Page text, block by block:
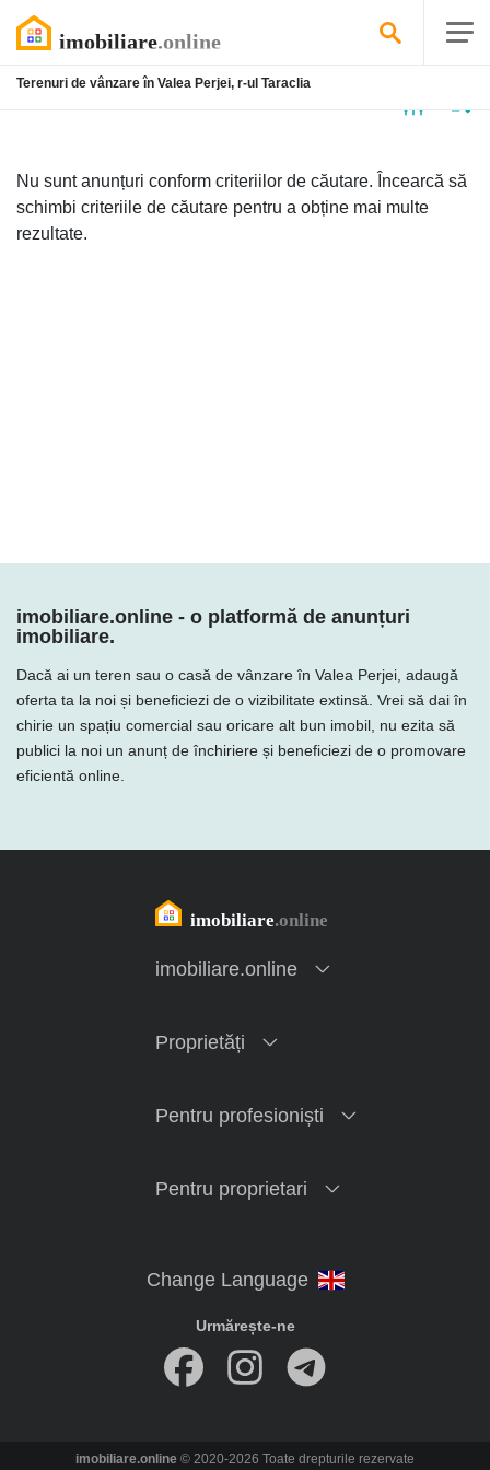
Terenuri de vânzare în Valea Perjei, r-ul Taraclia
Nu sunt anunțuri conform criteriilor de căutare. Încearcă să
schimbi criteriile de căutare pentru a obține mai multe
rezultate.
imobiliare.online - o platformă de anunțuri
imobiliare.
Dacă ai un teren sau o casă de vânzare în Valea Perjei, adaugă
oferta ta la noi și beneficiezi de o vizibilitate extinsă. Vrei să dai în
chirie un spațiu comercial sau oricare alt bun imobil, nu ezita să
publici la noi un anunț de închiriere și beneficiezi de o promovare
eficientă online.
imobiliare.online
Proprietăți
Pentru profesioniști
Pentru proprietari
Urmărește-ne
imobiliare.online © 2020-2026 Toate drepturile rezervate